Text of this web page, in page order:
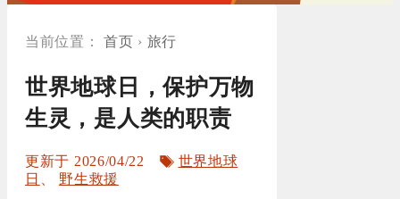
单
首页 › 旅行
世界地球日，保护万物
生灵，是人类的职责
2026/04/22
标
世界地球
日
野生救援